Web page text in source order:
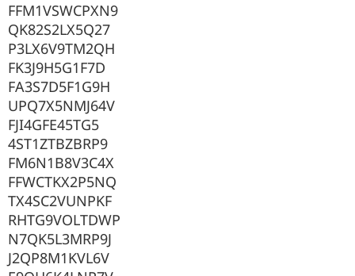
FFM1VSWCPXN9
​QK82S2LX5Q27
​P3LX6V9TM2QH
FK3J9H5G1F7D
​FA3S7D5F1G9H
​UPQ7X5NMJ64V
​FJI4GFE45TG5
​4ST1ZTBZBRP9
​FM6N1B8V3C4X
FFWCTKX2P5NQ
​TX4SC2VUNPKF
​RHTG9VOLTDWP
​N7QK5L3MRP9J
​J2QP8M1KVL6V